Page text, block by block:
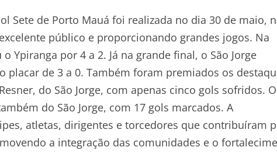
Sete de Porto Mauá foi realizada no dia 30 de maio,
público e proporcionando grandes jogos. Na
Ypiranga por 4 a 2. Já na grande final, o São Jorge
de 3 a 0. Também foram premiados os
do São Jorge, com apenas cinco gols sofridos. O
do São Jorge, com 17 gols marcados. A
atletas, dirigentes e torcedores que contribuíram
a integração das comunidades e o